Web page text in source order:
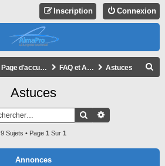
Connexion
Inscription
Page d'accueil du forum FAQ et Astuces Astuces
Astuces
Rechercher
9 Sujets • Page 1 Sur 1
Annonces